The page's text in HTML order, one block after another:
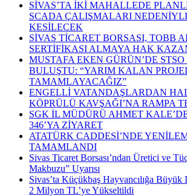
...
SİVAS’TA İKİ MAHALLEDE
SCADA ÇALIŞMALARI
KESİLECEK
SİVAS TİCARET BORSASI, TOBB
SERTİFİKASI ALMAYA HAK
MUSTAFA EKEN GÜRÜN’DE
BULUŞTU: “YARIM KALAN
TAMAMLAYACAĞIZ”
ENGELLİ VATANDAŞLARDAN
KÖPRÜLÜ KAVŞAĞI’NA RAMPA
SGK İL MÜDÜRÜ AHMET
346’YA ZİYARET
ATATÜRK CADDESİ’NDE
TAMAMLANDI
Sivas Ticaret Borsası’ndan Üretici ve
Makbuzu” Uyarısı
Sivas’ta Küçükbaş Hayvancılığa
2 Milyon TL’ye Yükseltildi